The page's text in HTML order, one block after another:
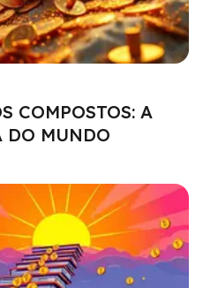
COMPOSTOS: A
DO MUNDO